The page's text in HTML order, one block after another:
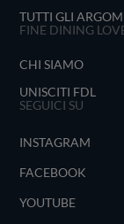
TUTTI GLI
FINE DINING
CHI SIAMO
UNISCITI FDL
SEGUICI SU
INSTAGRAM
FACEBOOK
YOUTUBE